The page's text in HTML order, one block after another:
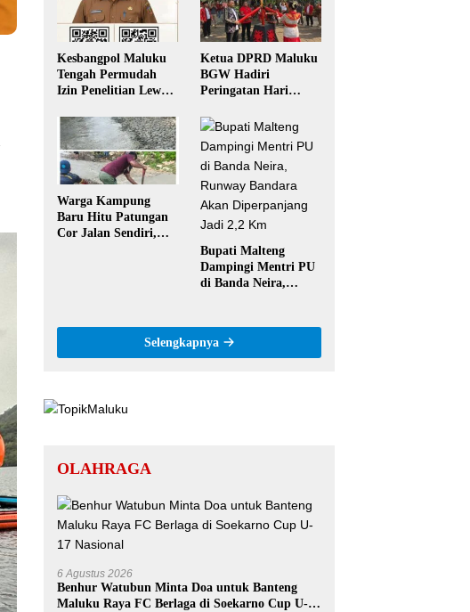
Kesbangpol Maluku
Tengah Permudah
Izin Penelitian Lewat
Tak Perlu Datang ke
Kantor
Ketua DPRD Maluku
BGW Hadiri
Peringatan Hari
Salatiga, Gaungkan
Semangat Hidop
Orang Basudara
Warga Kampung
Baru Hitu Patungan
Cor Jalan Sendiri,
Bupati Malteng
Dampingi Mentri PU
di Banda Neira,
Jadi 2,2 Km
Selengkapnya
OLAHRAGA
6 Agustus 2026
Benhur Watubun Minta Doa untuk Banteng
Maluku Raya FC Berlaga di Soekarno Cup U-17